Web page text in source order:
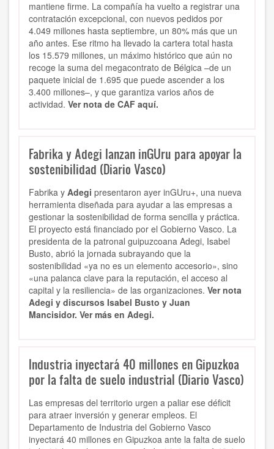
mantiene firme. La compañía ha vuelto a registrar una
contratación excepcional, con nuevos pedidos por
4.049 millones hasta septiembre, un 80% más que un
año antes. Ese ritmo ha llevado la cartera total hasta
los 15.579 millones, un máximo histórico que aún no
recoge la suma del megacontrato de Bélgica –de un
paquete inicial de 1.695 que puede ascender a los
3.400 millones–, y que garantiza varios años de
actividad. Ver nota de CAF aquí.
Fabrika y Adegi lanzan inGUru para apoyar la
sostenibilidad (Diario Vasco)
Fabrika y Adegi presentaron ayer inGUru+, una nueva
herramienta diseñada para ayudar a las empresas a
gestionar la sostenibilidad de forma sencilla y práctica.
El proyecto está financiado por el Gobierno Vasco. La
presidenta de la patronal guipuzcoana Adegi, Isabel
Busto, abrió la jornada subrayando que la
sostenibilidad «ya no es un elemento accesorio», sino
«una palanca clave para la reputación, el acceso al
capital y la resiliencia» de las organizaciones. Ver nota
Adegi y discursos Isabel Busto y Juan
Mancisidor. Ver más en Adegi.
Industria inyectará 40 millones en Gipuzkoa
por la falta de suelo industrial (Diario Vasco)
Las empresas del territorio urgen a paliar ese déficit
para atraer inversión y generar empleos. El
Departamento de Industria del Gobierno Vasco
inyectará 40 millones en Gipuzkoa ante la falta de suelo